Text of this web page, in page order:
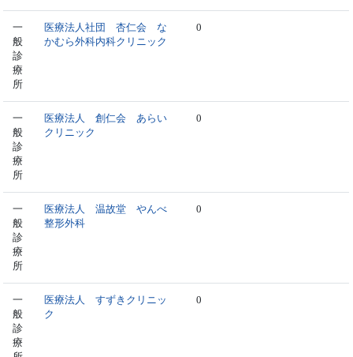
一
般
診
療
所
医療法人社団 杏仁会 な
かむら外科内科クリニック
0
一
般
診
療
所
医療法人 創仁会 あらい
クリニック
0
一
般
診
療
所
医療法人 温故堂 やんべ
整形外科
0
一
般
診
療
医療法人 すずきクリニッ
ク
0